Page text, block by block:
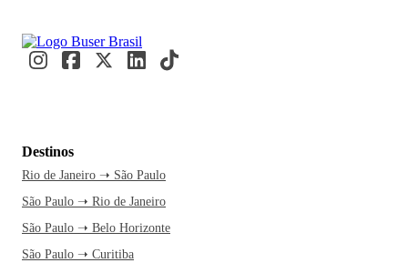
eventos internacionais como a Bienal de Arte e a São Paulo
Fashion Week acontecem. Paulistanos e visitantes se
Paulista e suas atrações culturais. A cidade nunca dorme, e
essa energia contagiante é motivo mais do que suficiente
para embarcar agora. Uma passagem de ônibus pela Buser
transforma a viagem em um momento de relaxamento, com
tempo livre para você planejar cada detalhe. Além disso, o
Destinos
Rio de Janeiro ➝ São Paulo
São Paulo ➝ Rio de Janeiro
São Paulo ➝ Belo Horizonte
São Paulo ➝ Curitiba